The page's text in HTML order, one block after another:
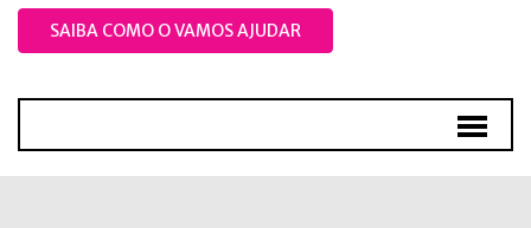
SAIBA COMO O VAMOS AJUDAR